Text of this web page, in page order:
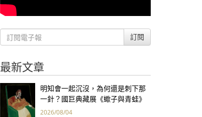
訂閱
最新文章
明知會一起沉沒，為何還是刺下那
一針？國巨典藏展《蠍子與青蛙》
用66件名作拷問人性
2026/08/04